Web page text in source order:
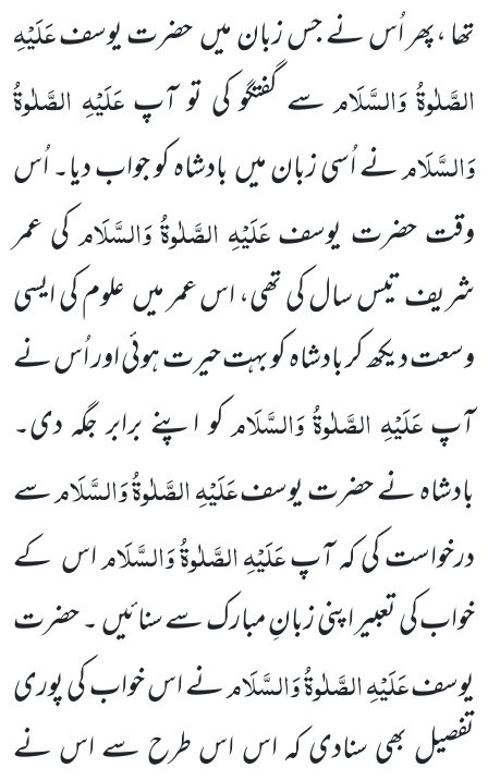
تھا ،پھر اُس نے جس زبان میںحضرت یوسفعَلَیْہِ
الصَّلٰوۃُ وَالسَّلَامسے گفتگو کی تو آپعَلَیْہِ الصَّلٰوۃُ
وَالسَّلَامنے اُسی زبان میںبادشاہ کو جواب دیا۔ اُس
وقت حضرت یوسفعَلَیْہِ الصَّلٰوۃُ وَالسَّلَامکی عمر
شریف تیس سال کی تھی، اس عمر میںعلوم کی ایسی
وسعت دیکھ کر بادشاہ کو بہت حیرت ہوئی اور اُس نے
آپعَلَیْہِ الصَّلٰوۃُ وَالسَّلَامکو اپنےبرابر جگہ دی۔
بادشاہ نے حضرت یوسفعَلَیْہِ الصَّلٰوۃُ وَالسَّلَامسے
درخواست کی کہ آپعَلَیْہِ الصَّلٰوۃُ وَالسَّلَاماس کے
خوابکی تعبیر اپنی زبانِ مبارک سے سنائیں۔ حضرت
یوسفعَلَیْہِ الصَّلٰوۃُ وَالسَّلَامنے اس خواب کی پوری
تفصیل بھی سنادی کہ اس اس طرح سے اس نے